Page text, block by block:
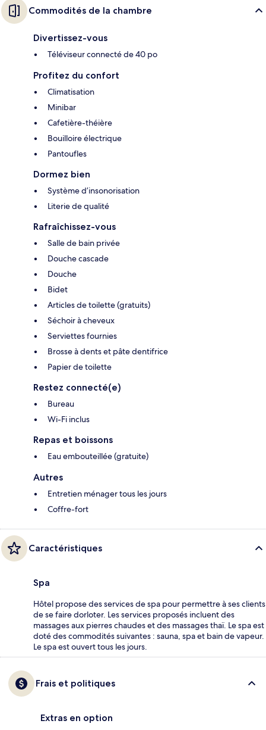
Commodités de la chambre
Divertissez-vous
Téléviseur connecté de 40 po
Profitez du confort
Climatisation
Minibar
Cafetière-théière
Bouilloire électrique
Pantoufles
Dormez bien
Système d’insonorisation
Literie de qualité
Rafraîchissez-vous
Salle de bain privée
Douche cascade
Douche
Bidet
Articles de toilette (gratuits)
Séchoir à cheveux
Serviettes fournies
Brosse à dents et pâte dentifrice
Papier de toilette
Restez connecté(e)
Bureau
Wi-Fi inclus
Repas et boissons
Eau embouteillée (gratuite)
Autres
Entretien ménager tous les jours
Coffre-fort
Caractéristiques
Spa
Hôtel propose des services de spa pour permettre à ses clients
de se faire dorloter. Les services proposés incluent des
massages aux pierres chaudes et des massages thaï. Le spa est
doté des commodités suivantes : sauna, spa et bain de vapeur.
Le spa est ouvert tous les jours.
Frais et politiques
Extras en option